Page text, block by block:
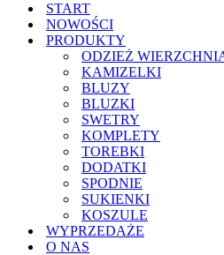
START
NOWOŚCI
PRODUKTY
ODZIEŻ
KAMIZELKI
BLUZY
BLUZKI
SWETRY
KOMPLETY
TOREBKI
DODATKI
SPODNIE
SUKIENKI
KOSZULE
WYPRZEDAŻE
O NAS